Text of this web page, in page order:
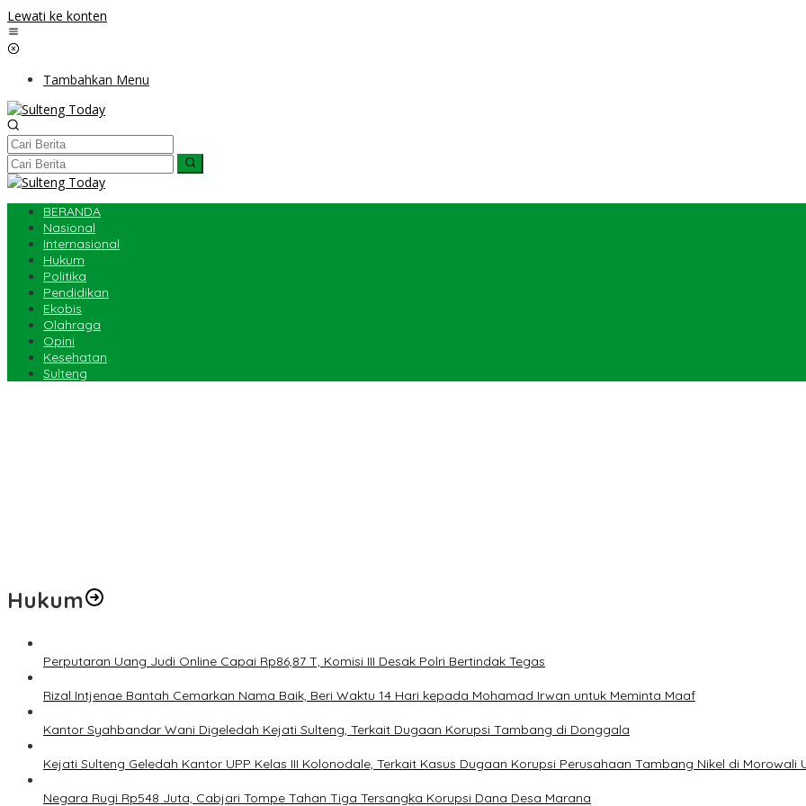
Lewati ke konten
Tambahkan Menu
BERANDA
Nasional
Internasional
Hukum
Politika
Pendidikan
Ekobis
Olahraga
Opini
Kesehatan
Sulteng
Hukum
Perputaran Uang Judi Online Capai Rp86,87 T, Komisi III Desak Polri Bertindak Tegas
Rizal Intjenae Bantah Cemarkan Nama Baik, Beri Waktu 14 Hari kepada Mohamad Irwan untuk Meminta Maaf
Kantor Syahbandar Wani Digeledah Kejati Sulteng, Terkait Dugaan Korupsi Tambang di Donggala
Kejati Sulteng Geledah Kantor UPP Kelas III Kolonodale, Terkait Kasus Dugaan Korupsi Perusahaan Tambang Nikel di Morowali
Negara Rugi Rp548 Juta, Cabjari Tompe Tahan Tiga Tersangka Korupsi Dana Desa Marana